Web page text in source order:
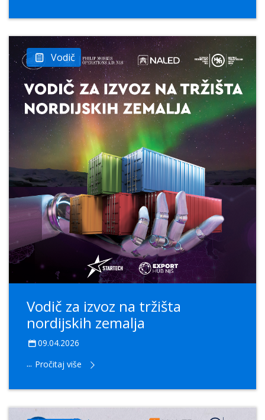
Vodič
Vodič za izvoz na tržišta
nordijskih zemalja
09.04.2026
... Pročitaj više